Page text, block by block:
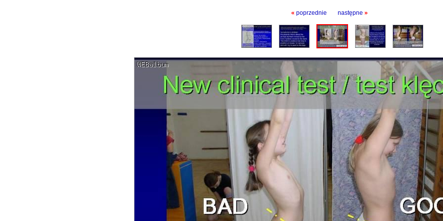
« poprzednie następne »